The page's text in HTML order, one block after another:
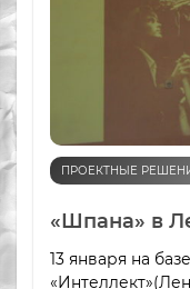
ПРОЕКТНЫЕ
«Шпана» в
13 января на